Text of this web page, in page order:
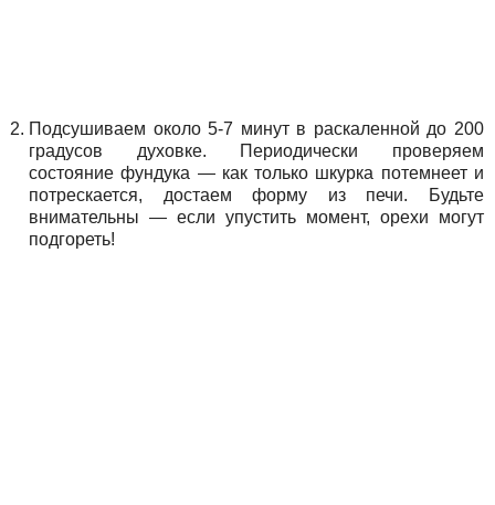
Подсушиваем около 5-7 минут в раскаленной до 200
градусов духовке. Периодически проверяем
состояние фундука — как только шкурка потемнеет и
потрескается, достаем форму из печи. Будьте
внимательны — если упустить момент, орехи могут
подгореть!